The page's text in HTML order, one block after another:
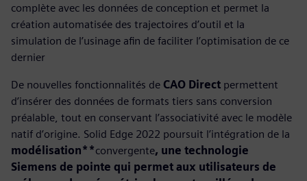
complète avec les données de conception et permet la
création automatisée des trajectoires d’outil et la
simulation de l’usinage afin de faciliter l’optimisation de ce
dernier
De nouvelles fonctionnalités de CAO Direct permettent
d’insérer des données de formats tiers sans conversion
préalable, tout en conservant l’associativité avec le modèle
natif d’origine. Solid Edge 2022 poursuit l’intégration de la
modélisation**convergente, une technologie
Siemens de pointe qui permet aux utilisateurs de